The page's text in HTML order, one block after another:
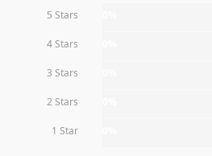
5 Stars
4 Stars
3 Stars
2 Stars
1 Star